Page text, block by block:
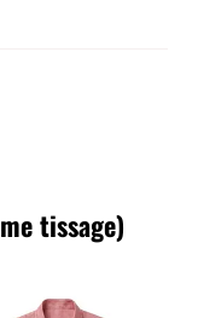
tissage)